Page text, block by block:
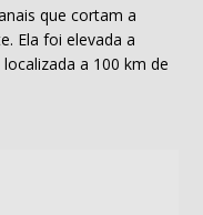
que cortam a
Ela foi elevada a
a 100 km de